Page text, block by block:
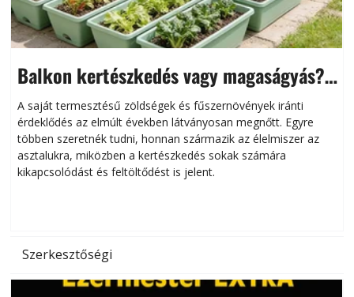
Balkon kertészkedés vagy magaságyás?
Helytakarékos kertészkedés
A saját termesztésű zöldségek és fűszernövények iránti
érdeklődés az elmúlt években látványosan megnőtt. Egyre
többen szeretnék tudni, honnan származik az élelmiszer az
asztalukra, miközben a kertészkedés sokak számára
kikapcsolódást és feltöltődést is jelent.
Szerkesztőségi